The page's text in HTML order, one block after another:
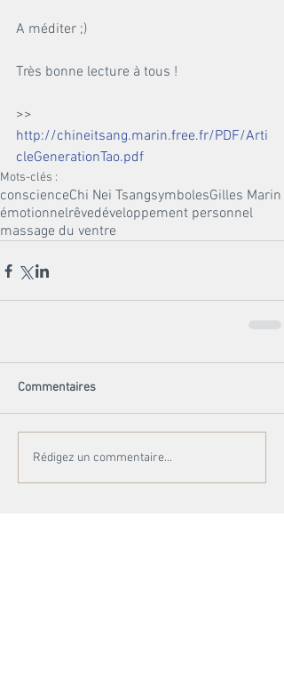
A méditer ;)
Très bonne lecture à tous !
>>
http://chineitsang.marin.free.fr/PDF/Arti
cleGenerationTao.pdf
Mots-clés :
conscienceChi Nei TsangsymbolesGilles Marin
émotionnelrêvedéveloppement personnel
massage du ventre
Commentaires
Rédigez un commentaire...